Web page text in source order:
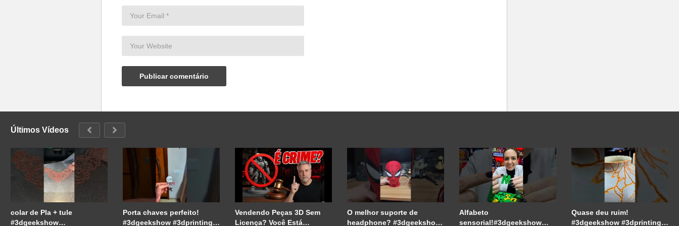
Últimos Vídeos
colar de Pla + tule
#3dgeekshow
Porta chaves perfeito!
#3dgeekshow #3dprinting
Vendendo Peças 3D Sem
Licença? Você Está
O melhor suporte de
headphone? #3dgeekshow
Alfabeto
sensorial!#3dgeekshow
Quase deu ruim!
#3dgeekshow #3dprinting